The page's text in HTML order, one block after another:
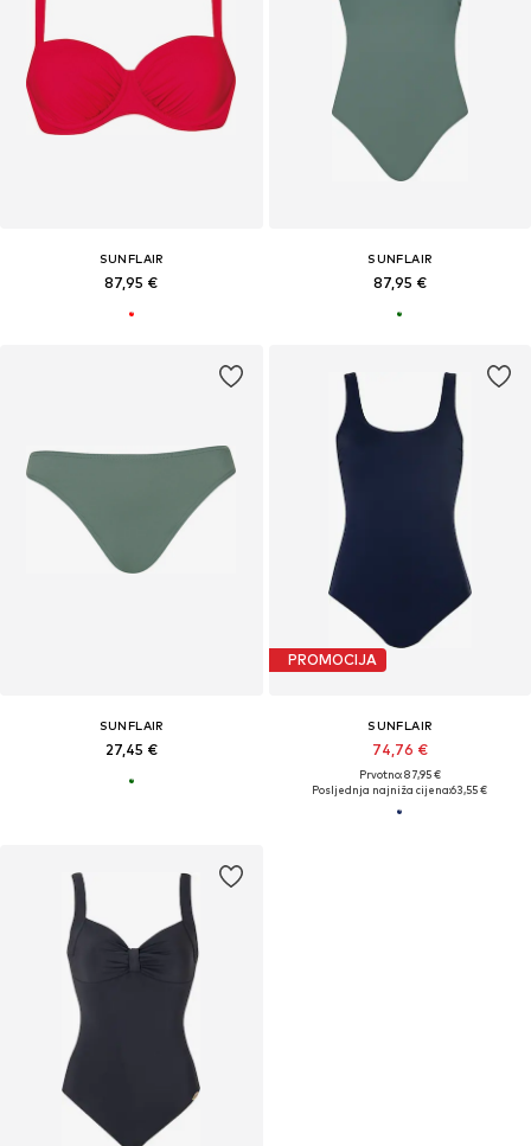
SUNFLAIR
87,95 €
SUNFLAIR
87,95 €
SUNFLAIR
27,45 €
PROMOCIJA
SUNFLAIR
74,76 €
Prvotno: 87,95 €
Posljednja najniža cijena:63,55 €